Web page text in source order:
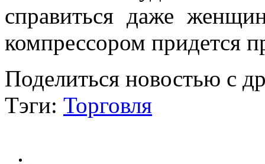
справиться даже
компрессором придется
Поделиться новостью с
Тэги: Торговля